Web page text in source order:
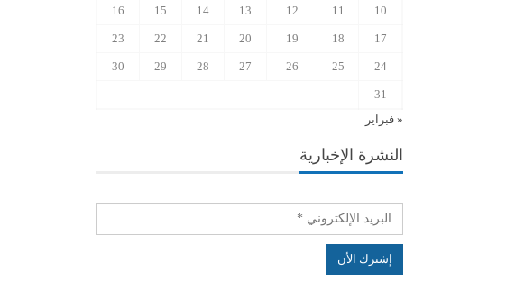
10
11
12
13
14
15
16
17
18
19
20
21
22
23
24
25
26
27
28
29
30
31
« فبراير
النشرة الإخبارية